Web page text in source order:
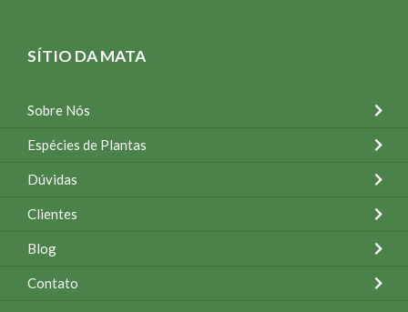
SÍTIO DA MATA
Sobre Nós
Espécies de Plantas
Dúvidas
Clientes
Blog
Contato